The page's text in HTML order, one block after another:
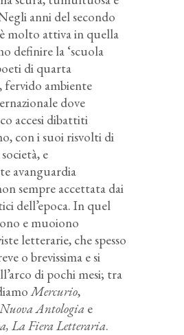
anni del secondo
molto attiva in quella
definire la ‘scuola
di quarta
fervido ambiente
dove
accesi dibattiti
con i suoi risvolti di
e
avanguardia
sempre accettata dai
dell’epoca. In quel
e muoiono
letterarie, che spesso
o brevissima e si
di pochi mesi; tra
Mercurio,
Antologiae
La Fiera Letteraria.